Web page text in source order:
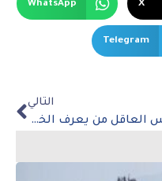
X
WhatsApp
Telegram
التالي
ليس العاقل من يعرف الخير من الشر ، ولكن من يعرف خير الشرين